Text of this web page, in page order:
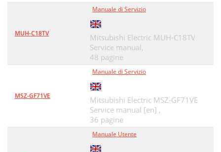
MUH-C18TV
Manuale di Servizio
Mitsubishi Electric MUH-C18TV
Service manual,
48 pagine
MSZ-GF71VE
Manuale di Servizio
Mitsubishi Electric MSZ-GF71VE
Service manual [en] ,
36 pagine
Manuale Utente